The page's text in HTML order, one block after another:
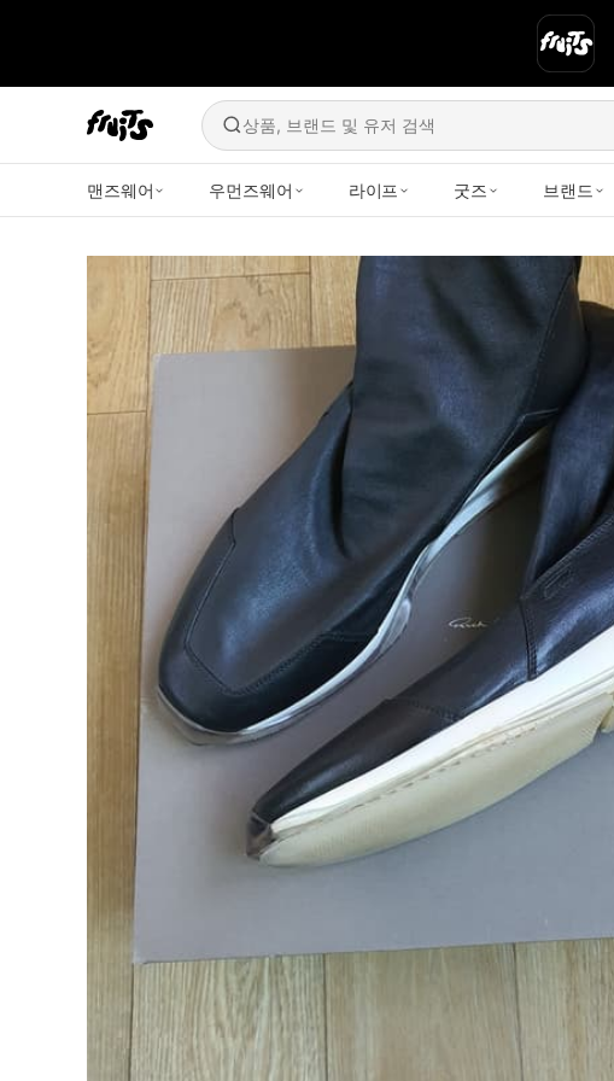
상품, 브랜드 및 유저 검색
맨즈웨어 우먼즈웨어 라이프 굿즈 브랜드